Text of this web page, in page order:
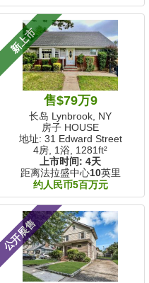
新上市
售$79万9
长岛 Lynbrook, NY
房子 HOUSE
地址: 31 Edward Street
4房, 1浴, 1281ft²
上市时间: 4天
距离法拉盛中心10英里
约人民币5百万元
公开展售